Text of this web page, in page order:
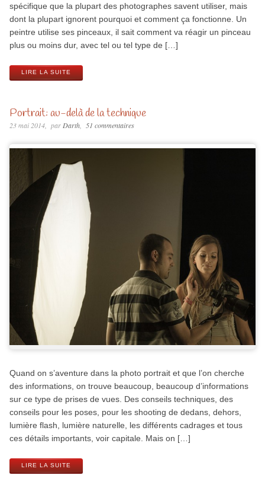
spécifique que la plupart des photographes savent utiliser, mais
dont la plupart ignorent pourquoi et comment ça fonctionne. Un
peintre utilise ses pinceaux, il sait comment va réagir un pinceau
plus ou moins dur, avec tel ou tel type de […]
LIRE LA SUITE
Portrait: au-delà de la technique
23 mai 2014 par Darth 51 commentaires
Quand on s’aventure dans la photo portrait et que l’on cherche
des informations, on trouve beaucoup, beaucoup d’informations
sur ce type de prises de vues. Des conseils techniques, des
conseils pour les poses, pour les shooting de dedans, dehors,
lumière flash, lumière naturelle, les différents cadrages et tous
ces détails importants, voir capitale. Mais on […]
LIRE LA SUITE